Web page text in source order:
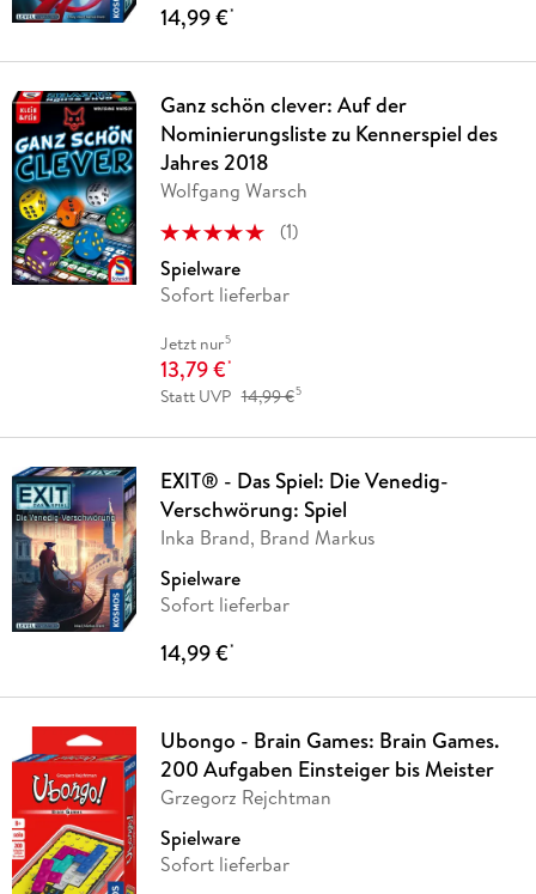
14,99 €*
Ganz schön clever: Auf der
Nominierungsliste zu Kennerspiel des
Jahres 2018
Wolfgang Warsch
(1)
Spielware
Sofort lieferbar
Jetzt nur5
13,79 €*
Statt UVP 14,99 €5
EXIT® - Das Spiel: Die Venedig-
Verschwörung: Spiel
Inka Brand, Brand Markus
Spielware
Sofort lieferbar
14,99 €*
Ubongo - Brain Games: Brain Games.
200 Aufgaben Einsteiger bis Meister
Grzegorz Rejchtman
Spielware
Sofort lieferbar